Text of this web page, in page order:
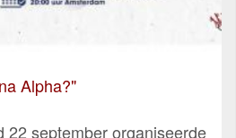
Alpha?"
22 september organiseerde